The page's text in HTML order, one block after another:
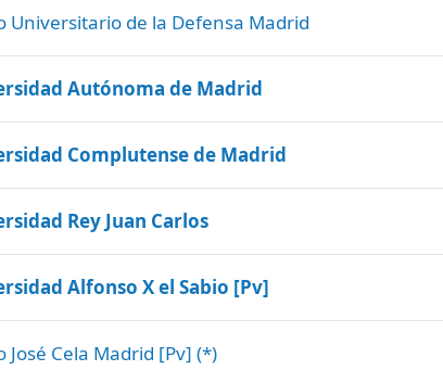
Universitario de la Defensa Madrid
Autónoma de Madrid
Complutense de Madrid
Rey Juan Carlos
Alfonso X el Sabio [Pv]
José Cela Madrid [Pv] (*)